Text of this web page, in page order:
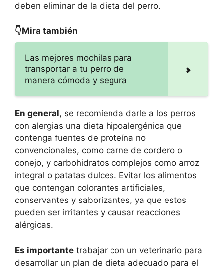
deben eliminar de la dieta del perro.
👇Mira también
Las mejores mochilas para
transportar a tu perro de
manera cómoda y segura
En general, se recomienda darle a los perros
con alergias una dieta hipoalergénica que
contenga fuentes de proteína no
convencionales, como carne de cordero o
conejo, y carbohidratos complejos como arroz
integral o patatas dulces. Evitar los alimentos
que contengan colorantes artificiales,
conservantes y saborizantes, ya que estos
pueden ser irritantes y causar reacciones
alérgicas.
Es importante trabajar con un veterinario para
desarrollar un plan de dieta adecuado para el